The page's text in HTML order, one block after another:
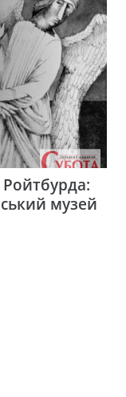
Ройтбурда:
музей